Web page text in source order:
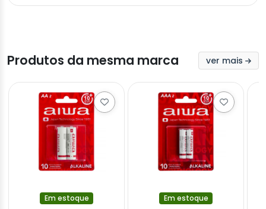
Produtos da mesma marca ver mais
Em estoque Em estoque